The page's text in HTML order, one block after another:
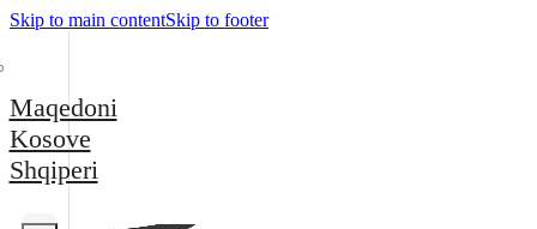
Skip to main contentSkip to footer
Maqedoni
Kosove
Shqiperi